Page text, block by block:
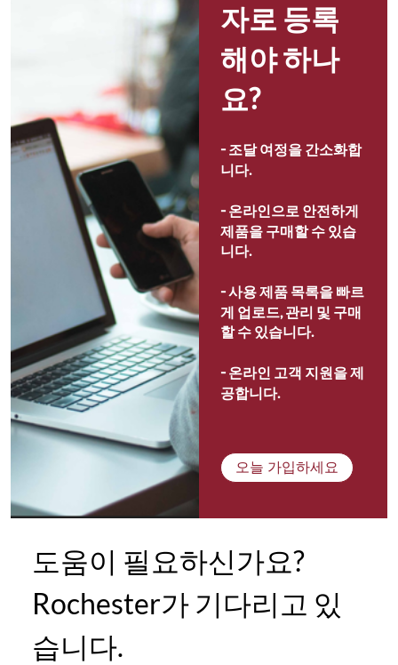
자로 등록
해야 하나
요?
- 조달 여정을 간소화합
니다.
- 온라인으로 안전하게
제품을 구매할 수 있습
니다.
- 사용 제품 목록을 빠르
게 업로드, 관리 및 구매
할 수 있습니다.
- 온라인 고객 지원을 제
공합니다.
오늘 가입하세요
도움이 필요하신가요?
Rochester가 기다리고 있
습니다.